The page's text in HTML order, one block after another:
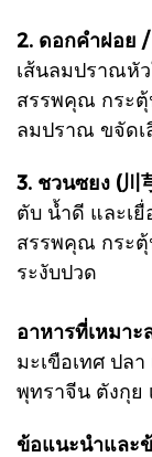
2. ดอกคำฝอย /
เส้นลมปราณหั
สรรพคุณ กระตุ้
ลมปราณ ขจัดเ
3. ชวนซยง (川
ตับ น้ำดี และเยื่
สรรพคุณ กระตุ้
ระงับปวด
อาหารที่เหมา
มะเขือเทศ ปล
พุทราจีน ตังกุย
ข้อแนะนำและ